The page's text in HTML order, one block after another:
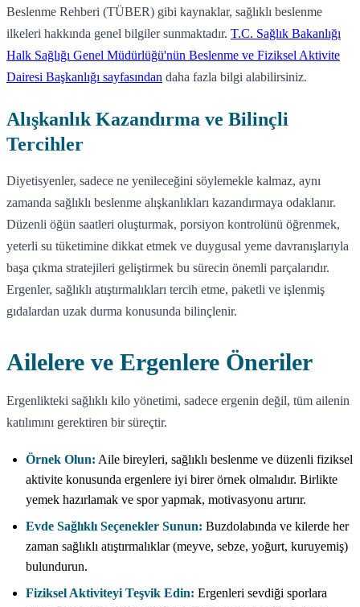
Beslenme Rehberi (TÜBER) gibi kaynaklar, sağlıklı beslenme
ilkeleri hakkında genel bilgiler sunmaktadır. T.C. Sağlık Bakanlığı
Halk Sağlığı Genel Müdürlüğü'nün Beslenme ve Fiziksel Aktivite
Dairesi Başkanlığı sayfasından daha fazla bilgi alabilirsiniz.
Alışkanlık Kazandırma ve Bilinçli
Tercihler
Diyetisyenler, sadece ne yenileceğini söylemekle kalmaz, aynı
zamanda sağlıklı beslenme alışkanlıkları kazandırmaya odaklanır.
Düzenli öğün saatleri oluşturmak, porsiyon kontrolünü öğrenmek,
yeterli su tüketimine dikkat etmek ve duygusal yeme davranışlarıyla
başa çıkma stratejileri geliştirmek bu sürecin önemli parçalarıdır.
Ergenler, sağlıklı atıştırmalıkları tercih etme, paketli ve işlenmiş
gıdalardan uzak durma konusunda bilinçlenir.
Ailelere ve Ergenlere Öneriler
Ergenlikteki sağlıklı kilo yönetimi, sadece ergenin değil, tüm ailenin
katılımını gerektiren bir süreçtir.
Örnek Olun: Aile bireyleri, sağlıklı beslenme ve düzenli fiziksel
aktivite konusunda ergenlere iyi birer örnek olmalıdır. Birlikte
yemek hazırlamak ve spor yapmak, motivasyonu artırır.
Evde Sağlıklı Seçenekler Sunun: Buzdolabında ve kilerde her
zaman sağlıklı atıştırmalıklar (meyve, sebze, yoğurt, kuruyemiş)
bulundurun.
Fiziksel Aktiviteyi Teşvik Edin: Ergenleri sevdiği sporlara